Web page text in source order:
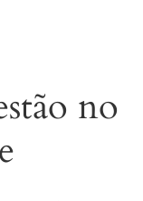
no